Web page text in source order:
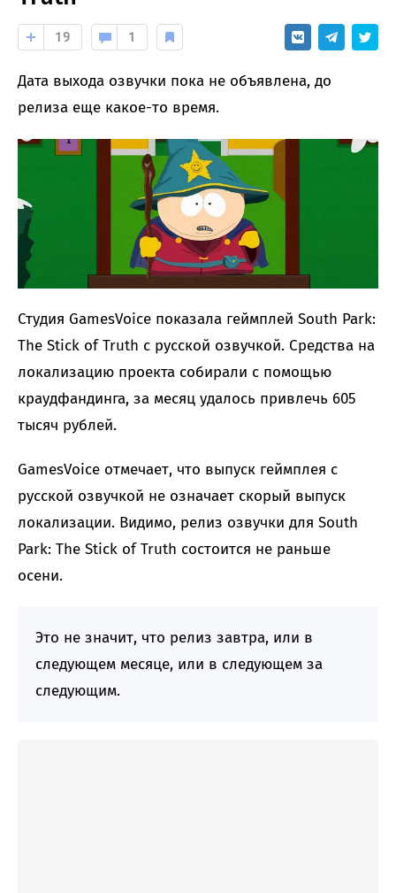
19 1
Дата выхода озвучки пока не объявлена, до
релиза еще какое-то время.
Студия GamesVoice показала геймплей South Park:
The Stick of Truth с русской озвучкой. Средства на
локализацию проекта собирали с помощью
краудфандинга, за месяц удалось привлечь 605
тысяч рублей.
GamesVoice отмечает, что выпуск геймплея с
русской озвучкой не означает скорый выпуск
локализации. Видимо, релиз озвучки для South
Park: The Stick of Truth состоится не раньше
осени.
Это не значит, что релиз завтра, или в
следующем месяце, или в следующем за
следующим.